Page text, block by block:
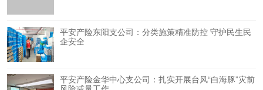
平安产险东阳支公司：分类施策精准防控 守护民生民
企安全
平安产险金华中心支公司：扎实开展台风“白海豚”灾前